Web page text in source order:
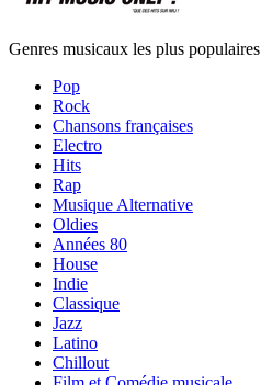
Genres musicaux les plus populaires
Pop
Rock
Chansons françaises
Electro
Hits
Rap
Musique Alternative
Oldies
Années 80
House
Indie
Classique
Jazz
Latino
Chillout